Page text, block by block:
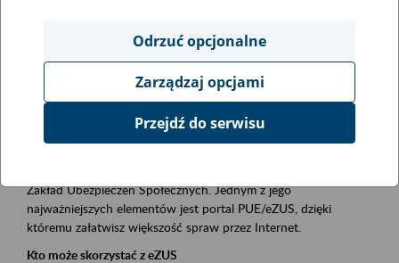
obsługa klientów
Event description
Platforma Usług Elektronicznych ZUS eZUS
Zakład Ubezpieczeń Społecznych. Jednym z jego
najważniejszych elementów jest portal PUE/eZUS, dzięki
któremu załatwisz większość spraw przez Internet.
Kto może skorzystać z eZUS
Odrzuć opcjonalne
Zarządzaj opcjami
Przejdź do serwisu